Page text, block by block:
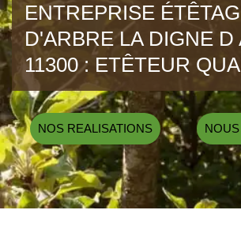
ENTREPRISE
D'ARBRE LA DIGNE D
11300 : ETÊTEUR
NOS REALISATIONS